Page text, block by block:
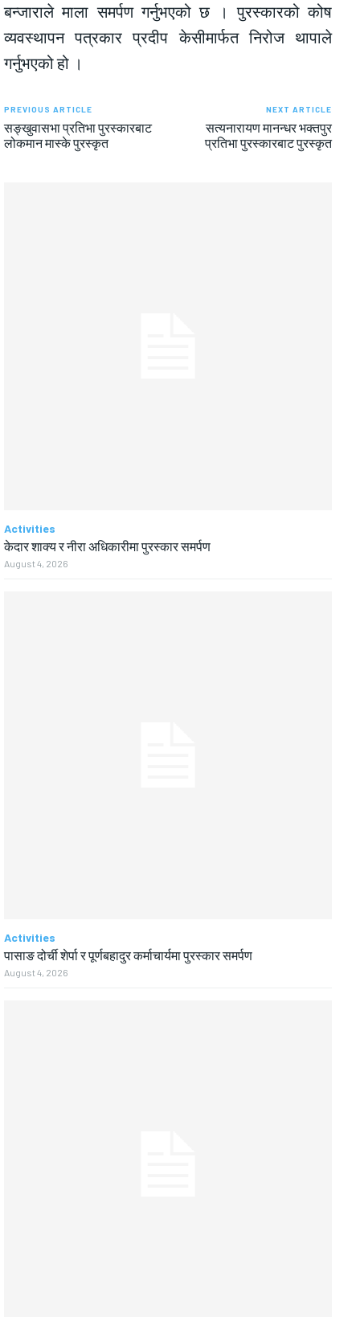
बन्जाराले माला समर्पण गर्नुभएको छ । पुरस्कारको कोष
व्यवस्थापन पत्रकार प्रदीप केसीमार्फत निरोज थापाले
गर्नुभएको हो ।
PREVIOUS ARTICLE
सङ्खुवासभा प्रतिभा पुरस्कारबाट
लोकमान मास्के पुरस्कृत
NEXT ARTICLE
सत्यनारायण मानन्धर भक्तपुर
प्रतिभा पुरस्कारबाट पुरस्कृत
Activities
केदार शाक्य र नीरा अधिकारीमा पुरस्कार समर्पण
August 4, 2026
Activities
पासाङ दोर्ची शेर्पा र पूर्णबहादुर कर्माचार्यमा पुरस्कार समर्पण
August 4, 2026